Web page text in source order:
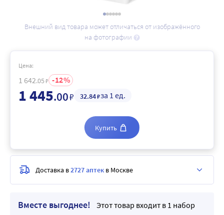
Внешний вид товара может отличаться от изображённого
на фотографии
Вместе выгоднее!
Этот товар входит в 1 набор
Цена:
1 642.05 ₽ 12
1 445.00₽ 32.84₽за 1 ед.
Купить
Доставка в2727 аптек в Москве